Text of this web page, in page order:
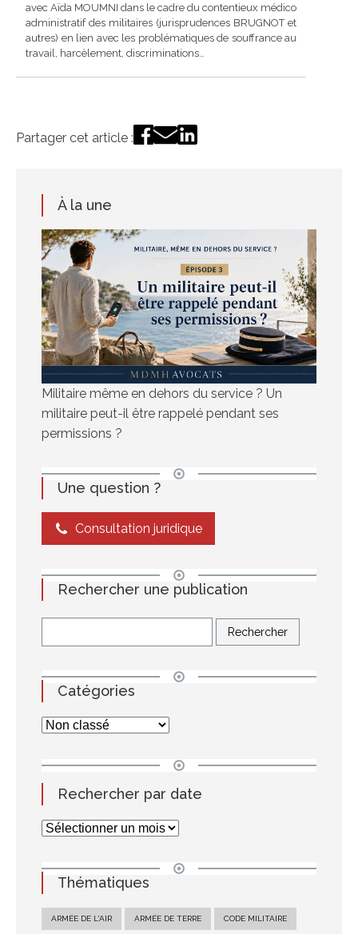
avec Aïda MOUMNI dans le cadre du contentieux médico
administratif des militaires (jurisprudences BRUGNOT et
autres) en lien avec les problématiques de souffrance au
travail, harcèlement, discriminations…
Partager cet article :
À la une
Militaire même en dehors du service ? Un
militaire peut-il être rappelé pendant ses
permissions ?
Une question ?
Consultation juridique
Rechercher une publication
Catégories
Rechercher par date
Thématiques
ARMÉE DE L'AIR ARMÉE DE TERRE CODE MILITAIRE